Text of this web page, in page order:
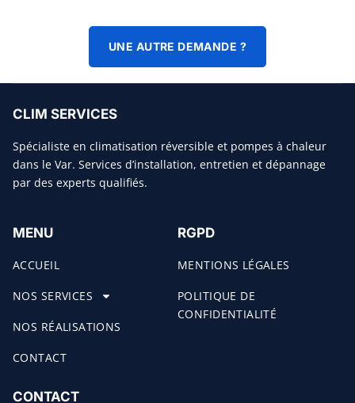
UNE AUTRE DEMANDE ?
CLIM SERVICES
Spécialiste en climatisation réversible et pompes à chaleur
dans le Var. Services d’installation, entretien et dépannage
par des experts qualifiés.
MENU
ACCUEIL
NOS SERVICES
NOS RÉALISATIONS
CONTACT
RGPD
MENTIONS LÉGALES
POLITIQUE DE
CONFIDENTIALITÉ
CONTACT